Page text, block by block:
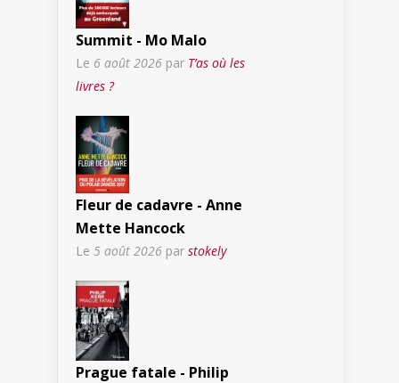
Summit - Mo Malo
Le 6 août 2026 par T’as où les
livres ?
Fleur de cadavre - Anne
Mette Hancock
Le 5 août 2026 par stokely
Prague fatale - Philip